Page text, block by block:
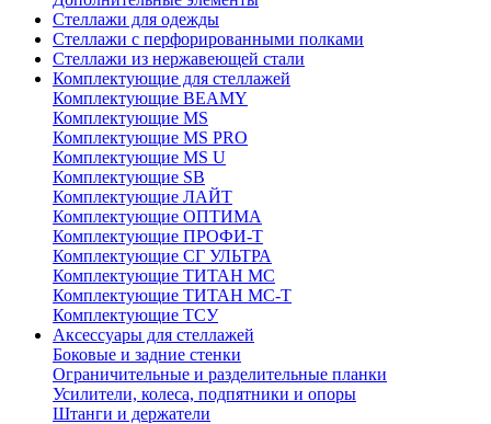
Стеллажи для одежды
Стеллажи с перфорированными полками
Стеллажи из нержавеющей стали
Комплектующие для стеллажей
Комплектующие BEAMY
Комплектующие MS
Комплектующие MS PRO
Комплектующие MS U
Комплектующие SB
Комплектующие ЛАЙТ
Комплектующие ОПТИМА
Комплектующие ПРОФИ-Т
Комплектующие СГ УЛЬТРА
Комплектующие ТИТАН МС
Комплектующие ТИТАН МС-Т
Комплектующие ТСУ
Аксессуары для стеллажей
Боковые и задние стенки
Ограничительные и разделительные планки
Усилители, колеса, подпятники и опоры
Штанги и держатели